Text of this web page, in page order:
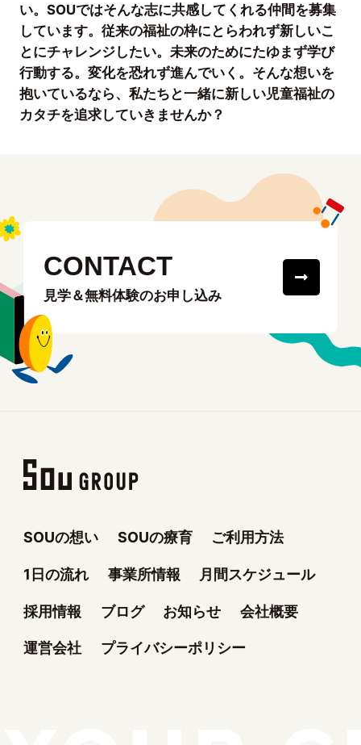
い。SOUではそんな志に共感してくれる仲間を募集
しています。従来の福祉の枠にとらわれず新しいこ
とにチャレンジしたい。未来のためにたゆまず学び
行動する。変化を恐れず進んでいく。そんな想いを
抱いているなら、私たちと一緒に新しい児童福祉の
カタチを追求していきませんか？
CONTACT
見学＆無料体験のお申し込み
SOUの想い SOUの療育 ご利用方法
1日の流れ 事業所情報 月間スケジュール
採用情報 ブログ お知らせ 会社概要
運営会社 プライバシーポリシー